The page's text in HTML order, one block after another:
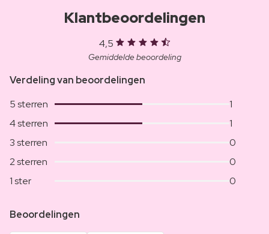
Klantbeoordelingen
4,5
Gemiddelde beoordeling
Verdeling van beoordelingen
5 sterren
1
4 sterren
1
3 sterren
0
2 sterren
0
1 ster
0
Beoordelingen